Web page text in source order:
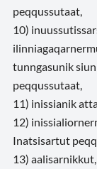
peqqussutaat,
10)
tunngasunik
peqqussutaat,
11) inissianik
12)
Inatsisartut
13)